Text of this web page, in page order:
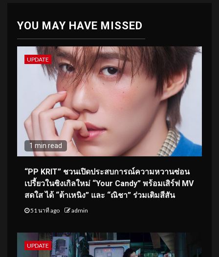
YOU MAY HAVE MISSED
UPDATE
1 min read
“PP KRIT” ชวนเปิดประสบการณ์ความหวานซ่อน
เปรี้ยวในซิงเกิลใหม่ “Your Candy” พร้อมเสิร์ฟ MV
สดใส ได้ “ต้าเหนิง” และ “ณิชา” ร่วมเติมสีสัน
51 นาที ago admin
UPDATE